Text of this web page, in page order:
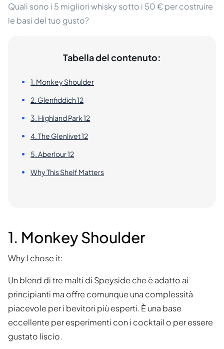
Quali sono i 5 migliori whisky sotto i 50 € per costruire
le basi del tuo gusto?
Tabella del contenuto:
1. Monkey Shoulder
2. Glenfiddich 12
3. Highland Park 12
4. The Glenlivet 12
5. Aberlour 12
Why This Shelf Matters
1. Monkey Shoulder
Why I chose it:
Un blend di tre malti di Speyside che è adatto ai
principianti ma offre comunque una complessità
piacevole per i bevitori più esperti. È una base
eccellente per esperimenti con i cocktail o per essere
gustato liscio.